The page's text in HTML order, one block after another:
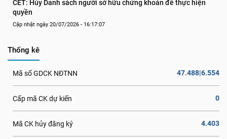
CET: Hủy Danh sách người sở hữu chứng khoán để thực hiện
quyền
Cập nhật ngày 20/07/2026 - 16:17:07
Thống kê
Mã số GDCK NĐTNN 47.488|6.554
Cấp mã CK dự kiến 0
Mã CK hủy đăng ký 4.403